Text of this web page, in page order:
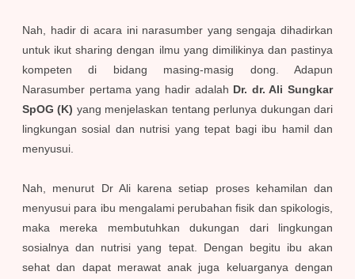
Nah, hadir di acara ini narasumber yang sengaja dihadirkan
untuk ikut sharing dengan ilmu yang dimilikinya dan pastinya
kompeten di bidang masing-masig dong. Adapun
Narasumber pertama yang hadir adalah Dr. dr. Ali Sungkar
SpOG (K) yang menjelaskan tentang perlunya dukungan dari
lingkungan sosial dan nutrisi yang tepat bagi ibu hamil dan
menyusui.
Nah, menurut Dr Ali karena setiap proses kehamilan dan
menyusui para ibu mengalami perubahan fisik dan spikologis,
maka mereka membutuhkan dukungan dari lingkungan
sosialnya dan nutrisi yang tepat. Dengan begitu ibu akan
sehat dan dapat merawat anak juga keluarganya dengan